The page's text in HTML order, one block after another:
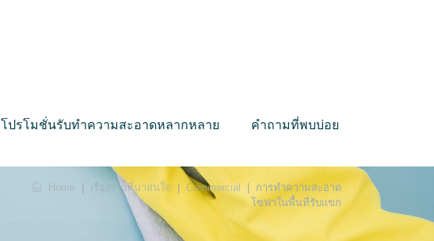
โปรโมชั่นรับทำความสะอาดหลากหลาย คำถามที่พบบ่อย
Home เรื่องราวที่น่าสนใจ Commercial
การทำความสะอาด
โซฟาในพื้นที่รับแขก